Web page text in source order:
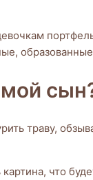
траву,
что